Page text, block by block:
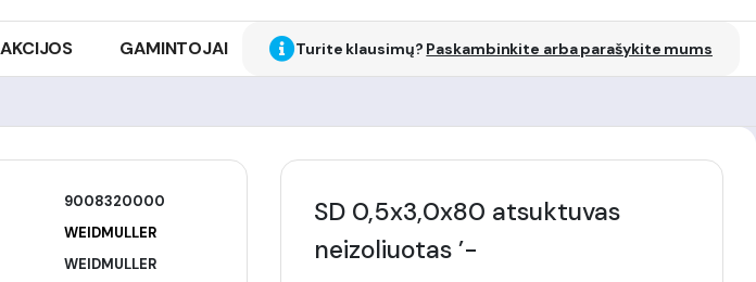
AKCIJOS GAMINTOJAI Turite klausimų? Paskambinkite arba parašykite mums
9008320000
WEIDMULLER
WEIDMULLER
SD 0,5x3,0x80 atsuktuvas
neizoliuotas ’-